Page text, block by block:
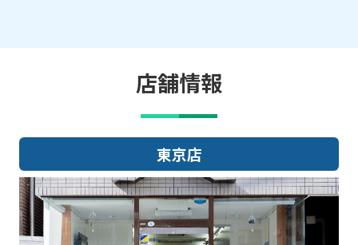
店舗情報
大阪店